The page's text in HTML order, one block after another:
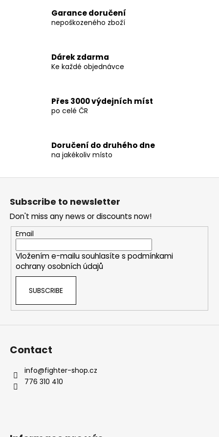
n
g
t
s
o
n
Garance doručení
nepoškozeného zboží
Dárek zdarma
Ke každé objednávce
Přes 3000 výdejních míst
po celé ČR
Doručení do druhého dne
na jakékoliv místo
Subscribe to newsletter
Don't miss any news or discounts now!
Email
Vložením e-mailu souhlasíte s podmínkami
ochrany osobních údajů
SUBSCRIBE
Contact
info@fighter-shop.cz
776 310 410